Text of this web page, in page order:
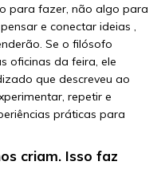
para fazer, não algo para
e conectar ideias ,
Se o filósofo
oficinas da feira, ele
que descreveu ao
repetir e
práticas para
criam. Isso faz